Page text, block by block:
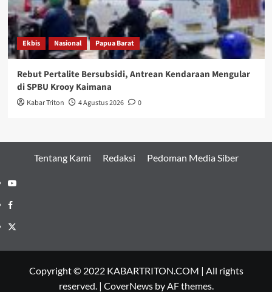
Ekbis Nasional Papua Barat
Rebut Pertalite Bersubsidi, Antrean Kendaraan Mengular
di SPBU Krooy Kaimana
Kabar Triton 4 Agustus 2026 0
Tentang Kami Redaksi Pedoman Media Siber
Youtube
Facebook
Twitter
Copyright © 2022 KABARTRITON.COM | All rights
reserved. | CoverNewsby AF themes.